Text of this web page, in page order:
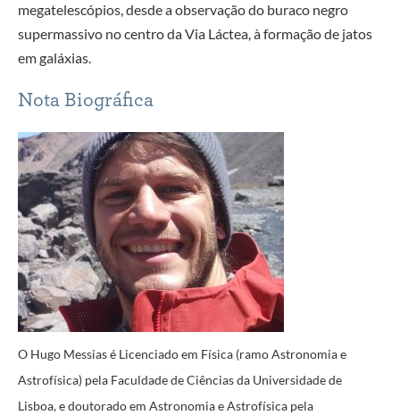
megatelescópios, desde a observação do buraco negro
supermassivo no centro da Via Láctea, à formação de jatos
em galáxias.
Nota Biográfica
O Hugo Messias é Licenciado em Física (ramo Astronomia e
Astrofísica) pela Faculdade de Ciências da Universidade de
Lisboa, e doutorado em Astronomia e Astrofísica pela